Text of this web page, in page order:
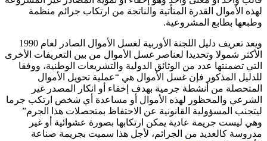
لهذه الأموال القدرة المتأتية والناتجة من ارتكاب جرائم منظمة
وطبعها بطابع المشروعية.
ويعد تعريف دليل اللجنة الأوربية لغسل الأموال الصادر لعام 1990
الأكثر شمولا وتحديدا لعناصر غسل الأموال من بين التعريفات الأخرى
التي تضمنتها عدد من الوثائق الدولية والتشريعات الوطنية، ووفقا
للدليل المذكور فإن غسل الأموال هي “عملية تحويل الأموال
المتحصلة من أنشطة جرمية بهدف إخفاء أو انكار المصدر غير
الشرعي والمحظور لهذه الأموال أو مساعدة أي شخص ارتكب جرما
ليتجنب المسؤولية القانونية عن الاحتفاظ بمتحصلات هذا الجرم”
وهي ليست جريمة عادية يمكن ارتكابها بصورة عشوائية أو غير
مدروسة كالعديد من الجرائم، لأجل هذا سميت بجريمة صناعة